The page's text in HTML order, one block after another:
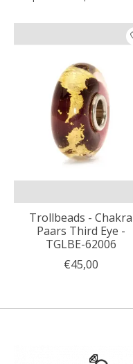
Trollbeads - Chakra
Paars Third Eye -
TGLBE-62006
€45,00